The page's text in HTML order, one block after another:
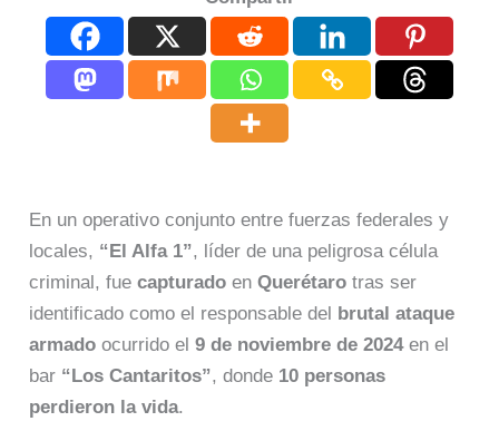
En un operativo conjunto entre fuerzas federales y
locales, “El Alfa 1”, líder de una peligrosa célula
criminal, fuecapturado enQuerétaro tras ser
identificado como el responsable del brutal ataque
armado ocurrido el9 de noviembre de 2024en el
bar “Los Cantaritos”, donde 10 personas
perdieron la vida.